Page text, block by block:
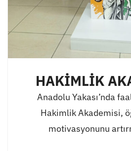
HAKİMLİK
Anadolu Yakası’nda
Hakimlik Akademisi,
motivasyonunu